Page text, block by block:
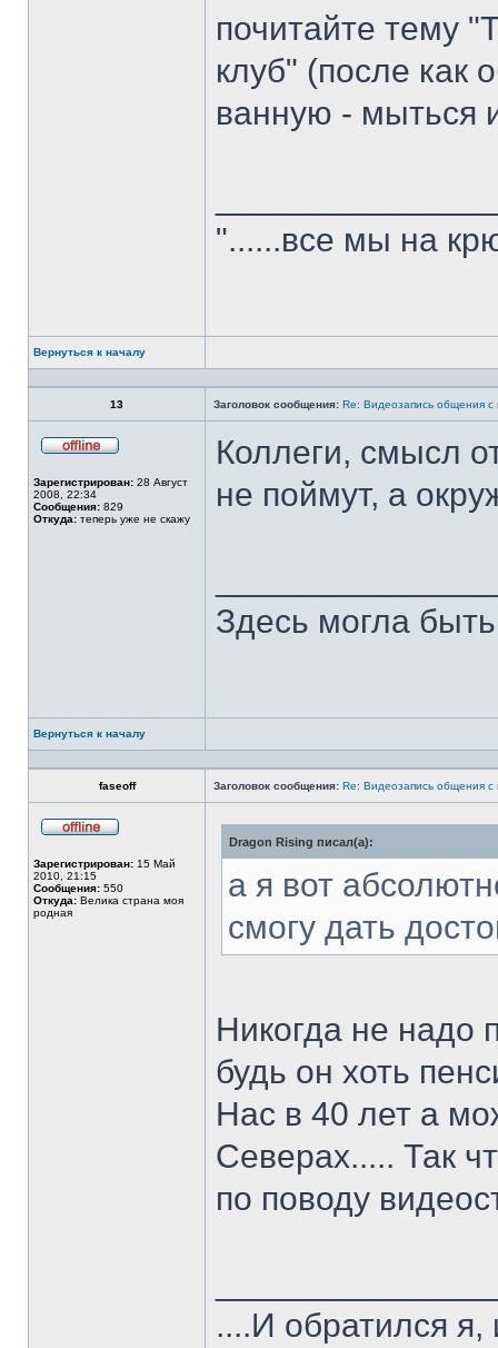
почитайте тему
клуб" (после как
ванную - мыться
"......все мы на
Вернуться к началу
Профиль
13 Заголовок сообщения: Re: Видеозапись общения
сети
Зарегистрирован: 28 Август
2008, 22:34
Сообщения: 829
Откуда: теперь уже не скажу
Коллеги, смысл
не поймут, а
Здесь могла
Вернуться к началу
Профиль
faseoff Заголовок сообщения: Re: Видеозапись общения
сети
Зарегистрирован: 15 Май
2010, 21:15
Сообщения: 550
Откуда: Велика страна моя
родная
Dragon Rising писал(а):
а я вот
смогу дать
Никогда не надо
будь он хоть
Нас в 40 лет а
Северах..... Так
по поводу
....И обратился